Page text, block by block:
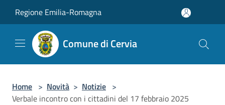
Regione Emilia-Romagna
Comune di Cervia
Home > Novità > Notizie >
Verbale incontro con i cittadini del 17 febbraio 2025